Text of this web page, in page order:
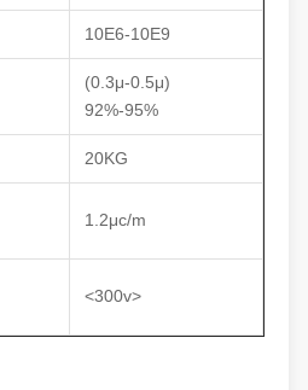
10E6-10E9
(0.3μ-0.5μ)
92%-95%
20KG
1.2μc/m
<300v>